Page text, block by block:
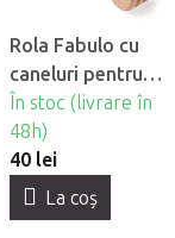
Rola Fabulo cu
caneluri pentru
madroterapie
faciala
În stoc (livrare în
48h)
40 lei
La coş